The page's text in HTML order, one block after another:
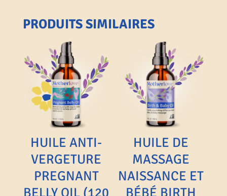
PRODUITS SIMILAIRES
HUILE ANTI-
VERGETURE
PREGNANT
HUILE DE
MASSAGE
NAISSANCE ET